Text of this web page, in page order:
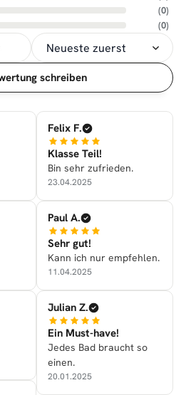
(0)
(0)
schreiben
Felix F.
Klasse Teil!
Bin sehr zufrieden.
23.04.2025
Paul A.
Sehr gut!
Kann ich nur empfehlen.
11.04.2025
Julian Z.
Ein Must-have!
Jedes Bad braucht so
einen.
20.01.2025